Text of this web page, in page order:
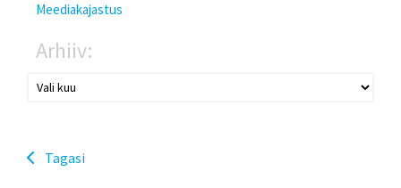
Meediakajastus
Arhiiv:
Tagasi